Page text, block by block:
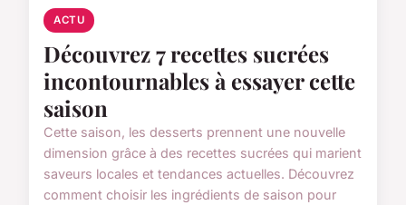
ACTU
Découvrez 7 recettes sucrées
incontournables à essayer cette
saison
Cette saison, les desserts prennent une nouvelle
dimension grâce à des recettes sucrées qui marient
saveurs locales et tendances actuelles. Découvrez
comment choisir les ingrédients de saison pour